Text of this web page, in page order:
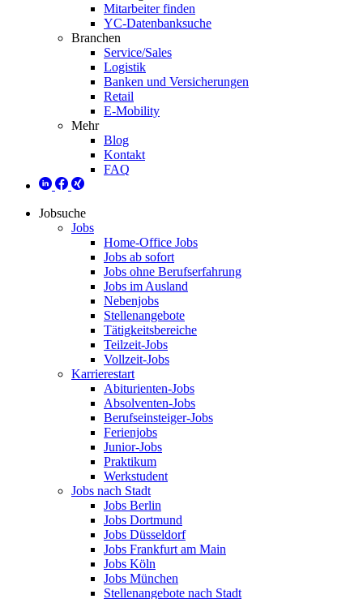
Mitarbeiter finden
YC-Datenbanksuche
Branchen
Service/Sales
Logistik
Banken und Versicherungen
Retail
E-Mobility
Mehr
Blog
Kontakt
FAQ
Jobsuche
Jobs
Home-Office Jobs
Jobs ab sofort
Jobs ohne Berufserfahrung
Jobs im Ausland
Nebenjobs
Stellenangebote
Tätigkeitsbereiche
Teilzeit-Jobs
Vollzeit-Jobs
Karrierestart
Abiturienten-Jobs
Absolventen-Jobs
Berufseinsteiger-Jobs
Ferienjobs
Junior-Jobs
Praktikum
Werkstudent
Jobs nach Stadt
Jobs Berlin
Jobs Dortmund
Jobs Düsseldorf
Jobs Frankfurt am Main
Jobs Köln
Jobs München
Stellenangebote nach Stadt